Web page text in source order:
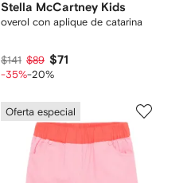
Stella McCartney Kids
overol con aplique de catarina
$141 $89 $71
-35%-20%
Oferta especial